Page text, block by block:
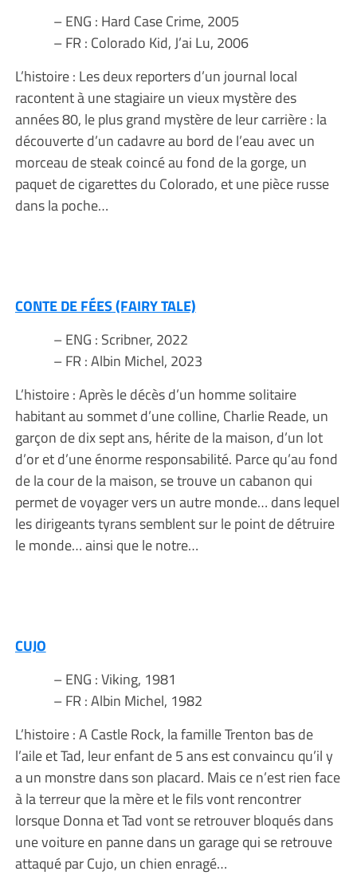
– ENG : Hard Case Crime, 2005
– FR : Colorado Kid, J’ai Lu, 2006
L’histoire : Les deux reporters d’un journal local
racontent à une stagiaire un vieux mystère des
années 80, le plus grand mystère de leur carrière : la
découverte d’un cadavre au bord de l’eau avec un
morceau de steak coincé au fond de la gorge, un
paquet de cigarettes du Colorado, et une pièce russe
dans la poche…
CONTE DE FÉES (FAIRY TALE)
– ENG : Scribner, 2022
– FR : Albin Michel, 2023
L’histoire : Après le décès d’un homme solitaire
habitant au sommet d’une colline, Charlie Reade, un
garçon de dix sept ans, hérite de la maison, d’un lot
d’or et d’une énorme responsabilité. Parce qu’au fond
de la cour de la maison, se trouve un cabanon qui
permet de voyager vers un autre monde… dans lequel
les dirigeants tyrans semblent sur le point de détruire
le monde… ainsi que le notre…
CUJO
– ENG : Viking, 1981
– FR : Albin Michel, 1982
L’histoire : A Castle Rock, la famille Trenton bas de
l’aile et Tad, leur enfant de 5 ans est convaincu qu’il y
a un monstre dans son placard. Mais ce n’est rien face
à la terreur que la mère et le fils vont rencontrer
lorsque Donna et Tad vont se retrouver bloqués dans
une voiture en panne dans un garage qui se retrouve
attaqué par Cujo, un chien enragé…